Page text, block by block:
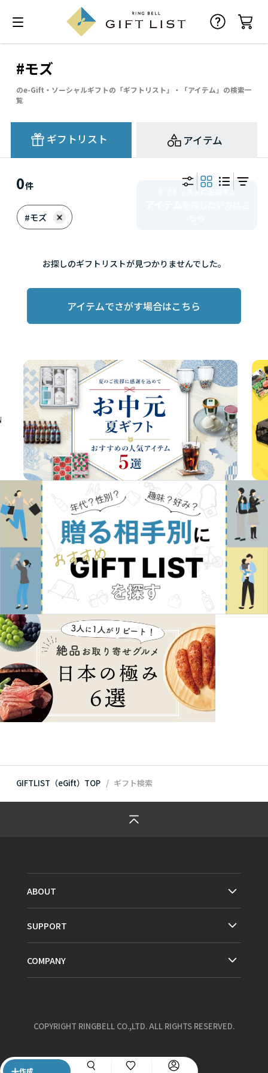
#モズ
のe-Gift・ソーシャルギフトの「ギフトリスト」・「アイテム」の検索一
覧
ギフトリスト アイテム
ギフトリストに追加する
0件
#モズ
お探しのギフトリストが見つかりませんでした。
アイテムでさがす場合はこちら
GIFTLIST（eGift）TOP ギフト検索
ABOUT
SUPPORT
COMPANY
COPYRIGHT RINGBELL CO.,LTD. ALL RIGHTS RESERVED.
作成